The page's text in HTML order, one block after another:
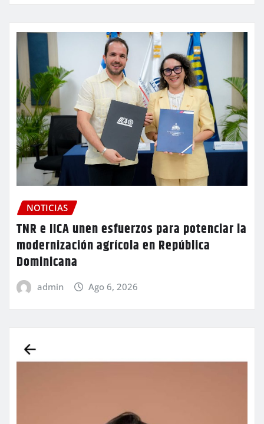
NOTICIAS
TNR e IICA unen esfuerzos para potenciar la
modernización agrícola en República
Dominicana
admin Ago 6, 2026